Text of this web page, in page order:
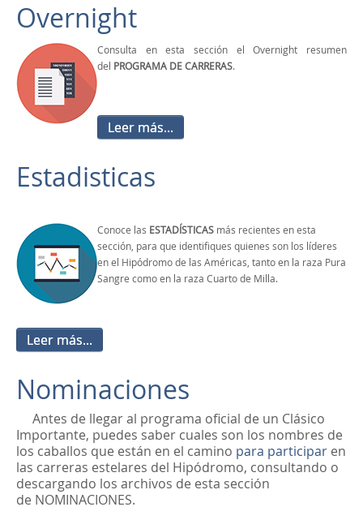
Overnight
Consulta en esta sección el Overnight resumen
del PROGRAMA DE CARRERAS.
Leer más...
Estadisticas
Conoce las ESTADÍSTICAS más recientes en esta
sección, para que identifiques quienes son los líderes
en el Hipódromo de las Américas, tanto en la raza Pura
Sangre como en la raza Cuarto de Milla.
Leer más...
Nominaciones
Antes de llegar al programa oficial de un Clásico
Importante, puedes saber cuales son los nombres de
los caballos que están en el camino para participar en
las carreras estelares del Hipódromo, consultando o
descargando los archivos de esta sección
de NOMINACIONES.